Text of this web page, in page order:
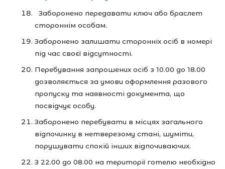
Заборонено передавати ключ або браслет
стороннім особам.
Заборонено залишати сторонніх осіб в номері
під час своєї відсутності.
Перебування запрошених осіб з 10.00 до 18.00
дозволяється за умови оформлення разового
пропуску та наявності документа, що
посвідчує особу.
Заборонено перебувати в місцях загального
відпочинку в нетверезому стані, шуміти,
порушувати спокій інших відпочиваючих.
З 22.00 до 08.00 на території готелю необхідно